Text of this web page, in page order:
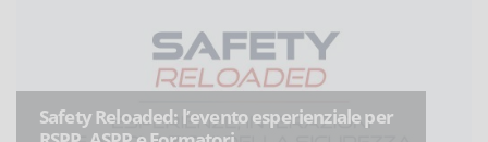
Safety Reloaded: l’evento esperienziale per